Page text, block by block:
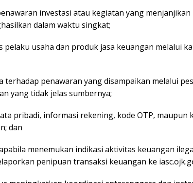
investasi atau kegiatan yang
dalam waktu singkat;
pelaku usaha dan produk jasa keuangan melalui
terhadap penawaran yang disampaikan melalui
yang tidak jelas sumbernya;
pribadi, informasi rekening, kode OTP, maupun
dan
menemukan indikasi aktivitas keuangan
penipuan transaksi keuangan ke